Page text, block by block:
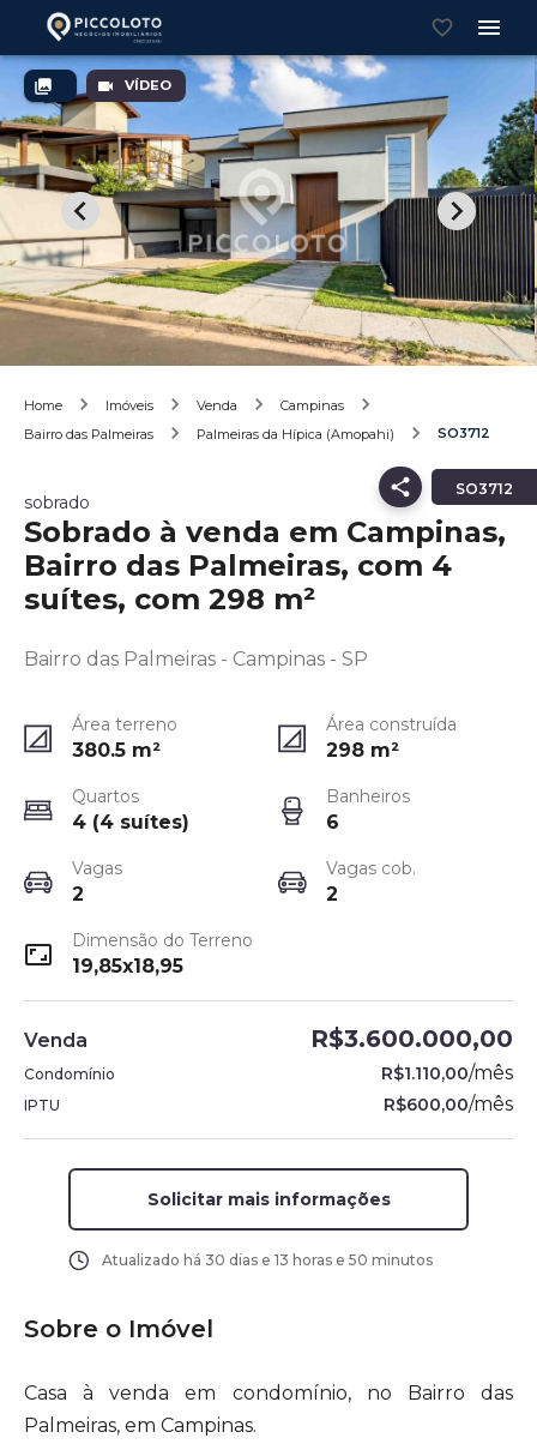
VÍDEO
Home Imóveis Venda
Campinas
Bairro das Palmeiras
Palmeiras da Hípica (Amopahi) SO3712
SO3712
sobrado
Sobrado à venda em Campinas,
Bairro das Palmeiras, com 4
suítes, com 298 m²
Bairro das Palmeiras - Campinas - SP
Área terreno
380.5 m²
Área construída
298 m²
Quartos
4 (4 suítes)
Banheiros
6
Vagas
2
Vagas cob.
2
Dimensão do Terreno
19,85x18,95
Venda R$3.600.000,00
Condomínio R$1.110,00/mês
IPTU R$600,00/mês
Solicitar mais informações
Atualizado há 30 dias e 13 horas e 50 minutos
Sobre o Imóvel
Casa à venda em condomínio, no Bairro das
Palmeiras, em Campinas.